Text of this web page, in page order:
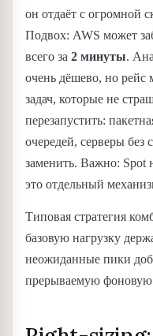
он отдаёт с огромной
Подвох: AWS может
всего за 2 минуты.
очень дёшево, но рейс
задач, которые не
перезапустить:
очередей, серверы без
заменить. Важно: Spot
это отдельный
Типовая стратегия
базовую нагрузку
неожиданные пики
прерываемую фоновую